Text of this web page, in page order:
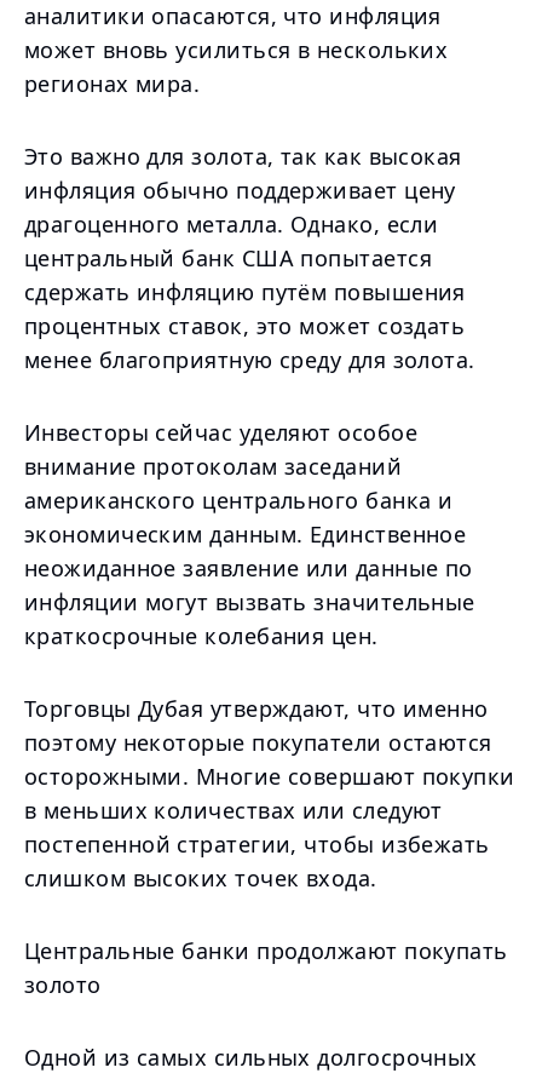
аналитики опасаются, что инфляция
может вновь усилиться в нескольких
регионах мира.
Это важно для золота, так как высокая
инфляция обычно поддерживает цену
драгоценного металла. Однако, если
центральный банк США попытается
сдержать инфляцию путём повышения
процентных ставок, это может создать
менее благоприятную среду для золота.
Инвесторы сейчас уделяют особое
внимание протоколам заседаний
американского центрального банка и
экономическим данным. Единственное
неожиданное заявление или данные по
инфляции могут вызвать значительные
краткосрочные колебания цен.
Торговцы Дубая утверждают, что именно
поэтому некоторые покупатели остаются
осторожными. Многие совершают покупки
в меньших количествах или следуют
постепенной стратегии, чтобы избежать
слишком высоких точек входа.
Центральные банки продолжают покупать
золото
Одной из самых сильных долгосрочных